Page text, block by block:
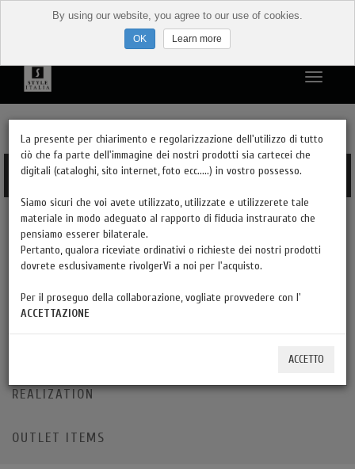
PRODUCTS
PRODUCTS
DESIGN AND MODERN
FINISHES
YOU HAVE THE VAT?
REALIZATION
OUTLET ITEMS
La presente per chiarimento e regolarizzazione dell'utilizzo di tutto
ciò che fa parte dell'immagine dei nostri prodotti sia cartecei che
digitali (cataloghi, sito internet, foto ecc.....) in vostro possesso.
Siamo sicuri che voi avete utilizzato, utilizzate e utilizzerete tale
materiale in modo adeguato al rapporto di fiducia instraurato che
pensiamo esserer bilaterale.
Pertanto, qualora riceviate ordinativi o richieste dei nostri prodotti
dovrete esclusivamente rivolgerVi a noi per l'acquisto.
Per il proseguo della collaborazione, vogliate provvedere con l'
ACCETTAZIONE
ACCETTO
By using our website, you agree to our use of cookies.
Learn more